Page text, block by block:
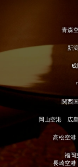
青森
新
関西
岡山空港 広
高松空
福
長崎空